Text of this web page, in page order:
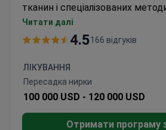
тканин і спеціалізованих
Команда з трансплантації
проводить понад 100
Програма трансплантації
обстеження, нефректомію у
алотрансплантацію
забезпечена сильна
Читати далі
4.5166 відгуків
ЛІКУВАННЯ
Пересадка нирки
100 000 USD - 120 000 USD
Отримати програму